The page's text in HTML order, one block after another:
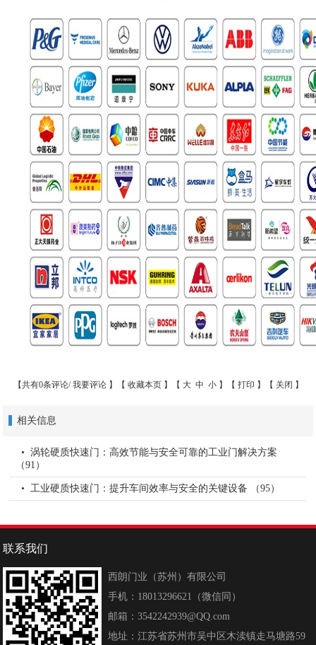
【共有0条评论/ 我要评论 】【 收藏本页 】【 大 中 小 】【 打印 】【 关闭 】
相关信息
涡轮硬质快速门：高效节能与安全可靠的工业门解决方案
（91）
工业硬质快速门：提升车间效率与安全的关键设备​ （95）
联系我们
西朗门业（苏州）有限公司
手机：18013296621（微信同）
邮箱：3542242939@QQ.com
地址：江苏省苏州市吴中区木渎镇走马塘路59